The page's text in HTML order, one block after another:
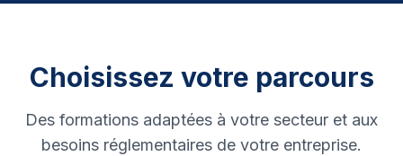
Choisissez votre parcours
Des formations adaptées à votre secteur et aux
besoins réglementaires de votre entreprise.